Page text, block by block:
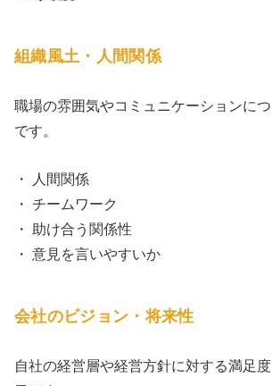
組織風土・人間関係
職場の雰囲気やコミュニケーションに
です。
・ 人間関係
・ チームワーク
・ 助け合う関係性
・ 意見を言いやすいか
会社のビジョン・将来性
自社の経営層や経営方針に対する満足